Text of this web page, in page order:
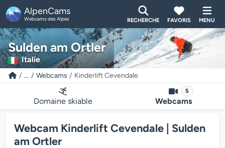
AlpenCams
Webcams des Alpes RECHERCHE FAVORIS MENU
Sulden am Ortler
Italie
... Webcams Kinderlift Cevendale
Domaine skiable
5
Webcams
Webcam Kinderlift Cevendale | Sulden
am Ortler